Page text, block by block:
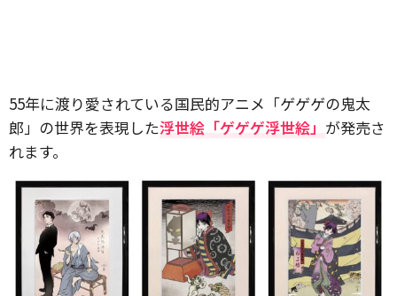
55年に渡り愛されている国民的アニメ「ゲゲゲの鬼太
郎」の世界を表現した浮世絵「ゲゲゲ浮世絵」 が発売さ
れます。